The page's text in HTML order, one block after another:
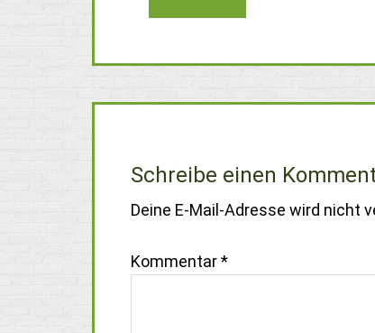
Schreibe einen
Deine E-Mail-Adresse wird nicht
Kommentar*